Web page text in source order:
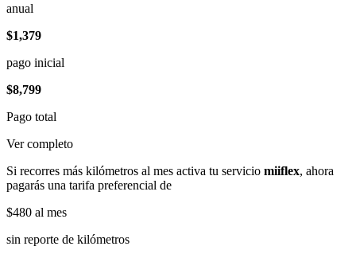
anual
$1,379
pago inicial
$8,799
Pago total
Ver completo
Si recorres más kilómetros al mes activa tu servicio miiflex, ahora
pagarás una tarifa preferencial de
$480 al mes
sin reporte de kilómetros